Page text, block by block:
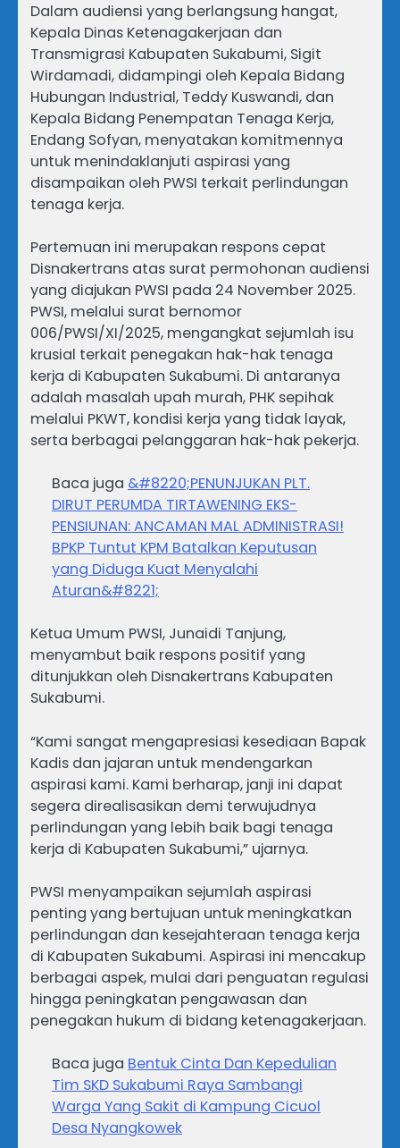
Dalam audiensi yang berlangsung hangat,
Kepala Dinas Ketenagakerjaan dan
Transmigrasi Kabupaten Sukabumi, Sigit
Wirdamadi, didampingi oleh Kepala Bidang
Hubungan Industrial, Teddy Kuswandi, dan
Kepala Bidang Penempatan Tenaga Kerja,
Endang Sofyan, menyatakan komitmennya
untuk menindaklanjuti aspirasi yang
disampaikan oleh PWSI terkait perlindungan
tenaga kerja.
Pertemuan ini merupakan respons cepat
Disnakertrans atas surat permohonan audiensi
yang diajukan PWSI pada 24 November 2025.
PWSI, melalui surat bernomor
006/PWSI/XI/2025, mengangkat sejumlah isu
krusial terkait penegakan hak-hak tenaga
kerja di Kabupaten Sukabumi. Di antaranya
adalah masalah upah murah, PHK sepihak
melalui PKWT, kondisi kerja yang tidak layak,
serta berbagai pelanggaran hak-hak pekerja.
Baca juga &#8220;PENUNJUKAN PLT.
DIRUT PERUMDA TIRTAWENING EKS-
PENSIUNAN: ANCAMAN MAL ADMINISTRASI!
BPKP Tuntut KPM Batalkan Keputusan
yang Diduga Kuat Menyalahi
Aturan&#8221;
Ketua Umum PWSI, Junaidi Tanjung,
menyambut baik respons positif yang
ditunjukkan oleh Disnakertrans Kabupaten
Sukabumi.
“Kami sangat mengapresiasi kesediaan Bapak
Kadis dan jajaran untuk mendengarkan
aspirasi kami. Kami berharap, janji ini dapat
segera direalisasikan demi terwujudnya
perlindungan yang lebih baik bagi tenaga
kerja di Kabupaten Sukabumi,” ujarnya.
PWSI menyampaikan sejumlah aspirasi
penting yang bertujuan untuk meningkatkan
perlindungan dan kesejahteraan tenaga kerja
di Kabupaten Sukabumi. Aspirasi ini mencakup
berbagai aspek, mulai dari penguatan regulasi
hingga peningkatan pengawasan dan
penegakan hukum di bidang ketenagakerjaan.
Baca juga Bentuk Cinta Dan Kepedulian
Tim SKD Sukabumi Raya Sambangi
Warga Yang Sakit di Kampung Cicuol
Desa Nyangkowek